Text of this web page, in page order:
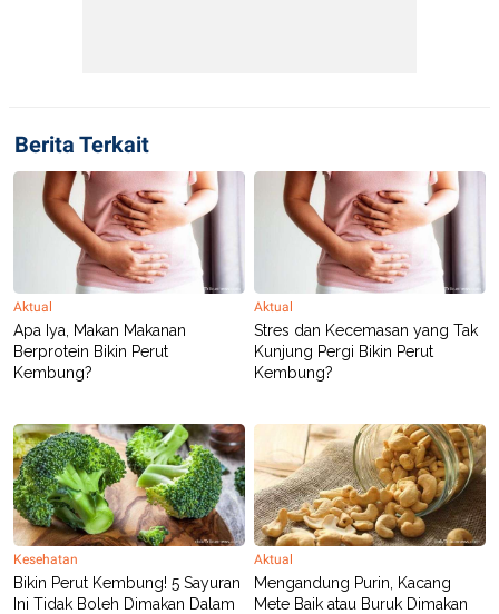
Berita Terkait
Aktual
Apa Iya, Makan Makanan
Berprotein Bikin Perut
Kembung?
Aktual
Stres dan Kecemasan yang Tak
Kunjung Pergi Bikin Perut
Kembung?
Kesehatan
Bikin Perut Kembung! 5 Sayuran
Ini Tidak Boleh Dimakan Dalam
Aktual
Mengandung Purin, Kacang
Mete Baik atau Buruk Dimakan